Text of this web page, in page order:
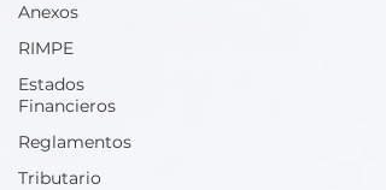
Anexos
RIMPE
Estados
Financieros
Reglamentos
Tributario